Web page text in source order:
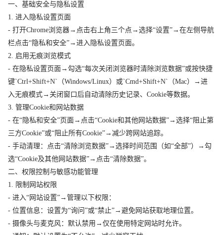
一、基础安全与隐私设置
1. 进入隐私设置页面
- 打开Chrome浏览器→点击右上角三个点→选择“设置”→在左侧导航
栏点击“隐私和安全”→进入隐私设置页面。
2. 启用无痕浏览模式
- 在隐私设置页面→勾选“每次关闭浏览器时清除浏览数据”或按快捷
键`Ctrl+Shift+N`（Windows/Linux）或`Cmd+Shift+N`（Mac）→进
入无痕模式→关闭窗口后自动清除历史记录、Cookie等数据。
3. 管理Cookie和网站数据
- 在“隐私和安全”页面→点击“Cookie和其他网站数据”→选择“阻止第
三方Cookie”或“阻止所有Cookie”→减少跨网站追踪。
- 手动清理：点击“清除浏览数据”→选择时间范围（如“全部”）→勾
选“Cookie及其他网站数据”→点击“清除数据”。
二、权限控制与敏感功能管理
1. 限制网站权限
- 进入“网站设置”→管理以下权限：
- 位置信息：设置为“询问”或“禁止”→避免网站获取地理位置。
- 摄像头与麦克风：默认禁用→仅在使用特定网站时允许。